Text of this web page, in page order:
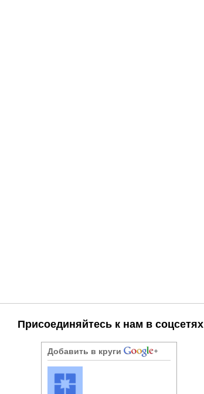
Присоединяйтесь к нам в соцсетях
Добавить в круги